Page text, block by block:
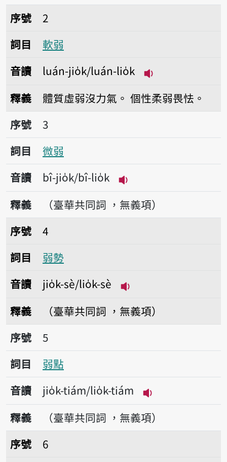
序號2軟弱
序號
2
詞目
軟弱
音讀
luán-jio̍k/luán-lio̍k
釋義 體質虛弱沒力氣。 個性柔弱畏怯。
序號3微弱
序號
3
詞目
微弱
音讀
bî-jio̍k/bî-lio̍k
播放音讀bî-jio̍k/bî-
釋義
（臺華共同詞 ，無義項）
序號4弱勢
序號
4
詞目
弱勢
音讀
jio̍k-sè/lio̍k-sè
釋義
（臺華共同詞 ，無義項）
序號5弱點
序號
5
詞目
弱點
音讀
jio̍k-tiám/lio̍k-tiám
播放音讀jio̍k-
釋義
（臺華共同詞 ，無義項）
序號6弱者
序號
6